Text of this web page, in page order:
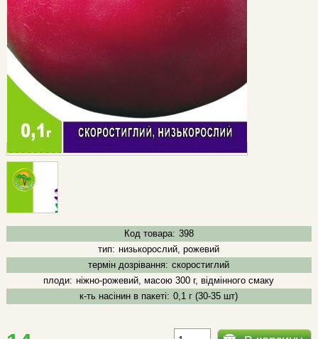
Код товара: 398
тип: низькорослий, рожевий
термін дозрівання: скоростиглий
плоди: ніжно-рожевий, масою 300 г, відмінного смаку
к-ть насінин в пакеті: 0,1 г (30-35 шт)